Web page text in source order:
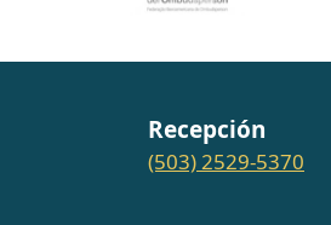
Recepción
(503) 2529-5370